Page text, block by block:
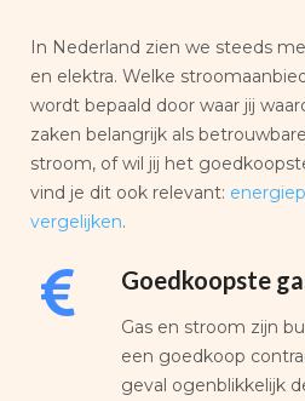
In Nederland zien we steeds
en elektra. Welke
wordt bepaald door waar jij
zaken belangrijk als
stroom, of wil jij het
vind je dit ook relevant:
vergelijken.
Goedkoopste
Gas en stroom zijn
een goedkoop
geval ogenblikkelijk